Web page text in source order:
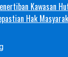
Kawasan
Hak